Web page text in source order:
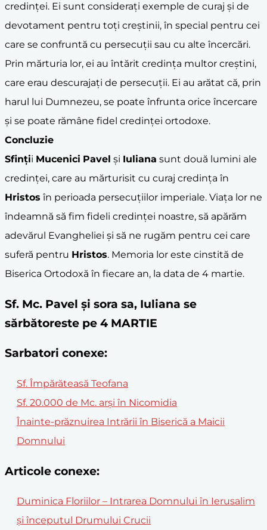
credinței. Ei sunt considerați exemple de curaj și de
devotament pentru toți creștinii, în special pentru cei
care se confruntă cu persecuții sau cu alte încercări.
Prin mărturia lor, ei au întărit credința multor creștini,
care erau descurajați de persecuții. Ei au arătat că, prin
harul lui Dumnezeu, se poate înfrunta orice încercare
și se poate rămâne fidel credinței ortodoxe.
Concluzie
Sfinții Mucenici Pavel și Iuliana sunt două lumini ale
credinței, care au mărturisit cu curaj credința în
Hristos în perioada persecuțiilor imperiale. Viața lor ne
îndeamnă să fim fideli credinței noastre, să apărăm
adevărul Evangheliei și să ne rugăm pentru cei care
suferă pentru Hristos. Memoria lor este cinstită de
Biserica Ortodoxă în fiecare an, la data de 4 martie.
Sf. Mc. Pavel și sora sa, Iuliana se
sărbătoreste pe 4 MARTIE
Sarbatori conexe:
Sf. Împărăteasă Teofana
Sf. 20.000 de Mc. arși în Nicomidia
Înainte-prăznuirea Intrării în Biserică a Maicii
Domnului
Articole conexe:
Duminica Floriilor – Intrarea Domnului în Ierusalim
și începutul Drumului Crucii